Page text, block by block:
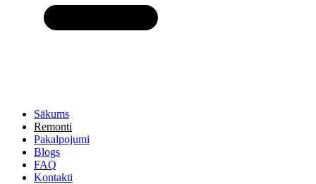
Sākums
Remonti
Pakalpojumi
Blogs
FAQ
Kontakti